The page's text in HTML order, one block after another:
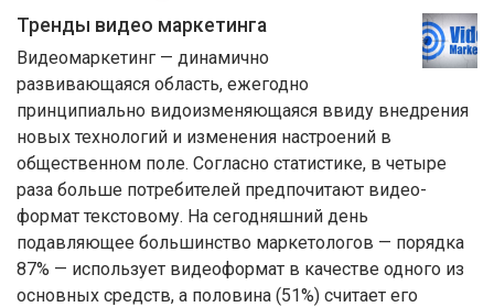
Тренды видео маркетинга
Видеомаркетинг — динамично
развивающаяся область, ежегодно
принципиально видоизменяющаяся ввиду внедрения
новых технологий и изменения настроений в
общественном поле. Согласно статистике, в четыре
раза больше потребителей предпочитают видео-
формат текстовому. На сегодняшний день
подавляющее большинство маркетологов — порядка
87% — использует видеоформат в качестве одного из
основных средств, а половина (51%) считает его